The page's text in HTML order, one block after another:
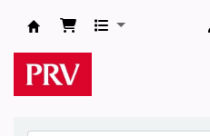
PRVs bibliotek